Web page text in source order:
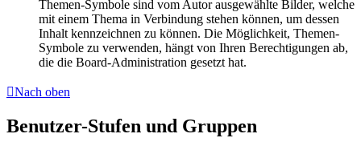
Themen-Symbole sind vom Autor ausgewählte Bilder, welche
mit einem Thema in Verbindung stehen können, um dessen
Inhalt kennzeichnen zu können. Die Möglichkeit, Themen-
Symbole zu verwenden, hängt von Ihren Berechtigungen ab,
die die Board-Administration gesetzt hat.
Nach oben
Benutzer-Stufen und Gruppen